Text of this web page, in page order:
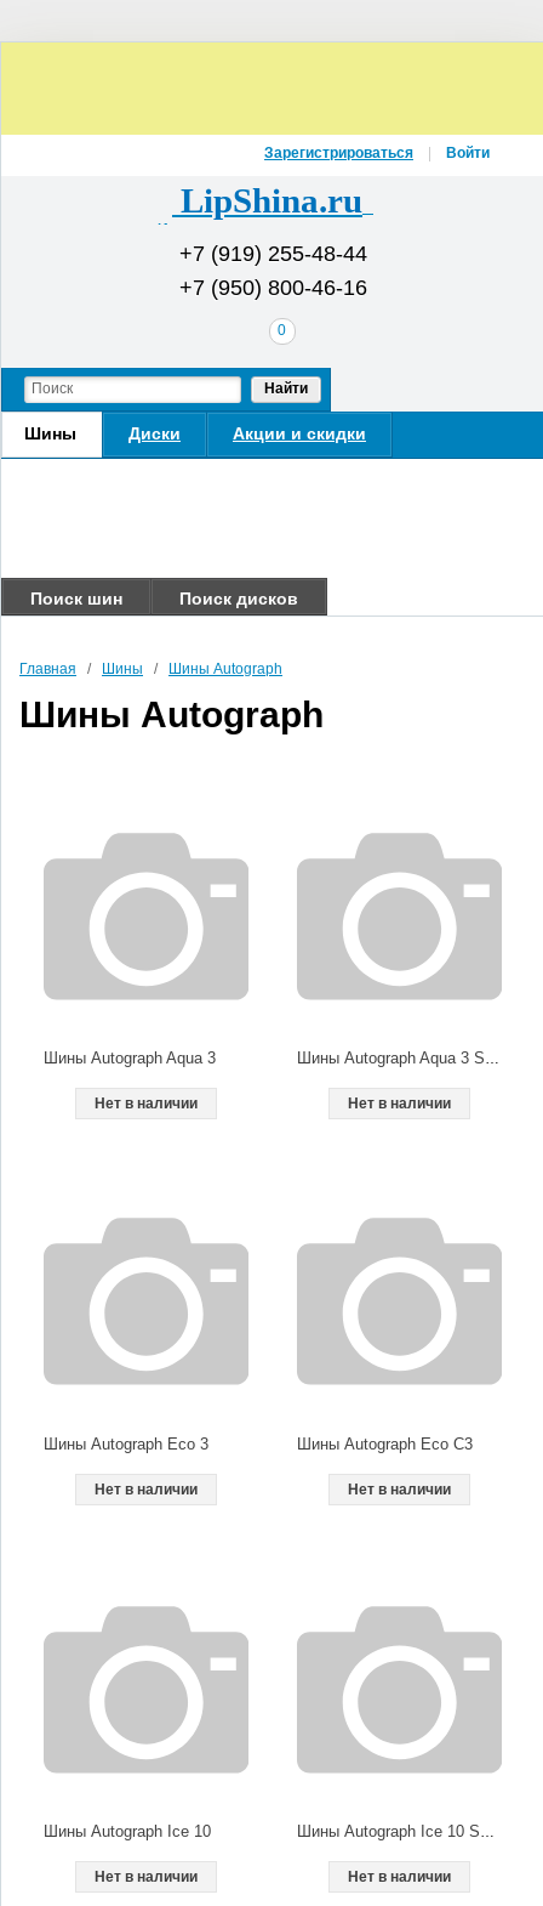
LipShina.ru
Интернет-магазин шин и дисков
+7 (919) 255-48-44
+7 (950) 800-46-16
В
вашей
корзине
0
Шины Диски Акции и скидки
Найти
Зарегистрироваться Войти
Поиск шин Поиск дисков
Главная / Шины / Шины Autograph
Шины Autograph
Шины Autograph Aqua 3
Нет в наличии Нет в наличии
Шины Autograph Eco 3
Нет в наличии
Шины Autograph Eco C3
Нет в наличии
Шины Autograph Ice 10
Нет в наличии
Шины Autograph Ice 10 SUV
Нет в наличии